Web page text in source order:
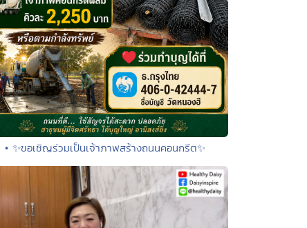
• ✨ขอเชิญร่วมเป็นเจ้าภาพสร้างถนนคอนกรีต✨